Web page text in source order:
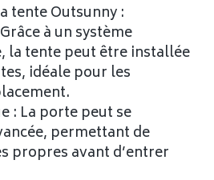
tente Outsunny :
à un système
la tente peut être installée
idéale pour les
: La porte peut se
permettant de
propres avant d’entrer